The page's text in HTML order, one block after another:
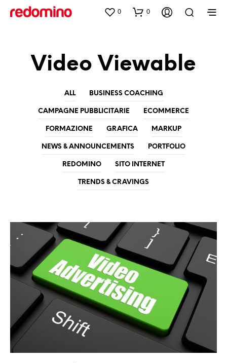
0 0
Video Viewable
ALL BUSINESS COACHING
CAMPAGNE PUBBLICITARIE ECOMMERCE
FORMAZIONE GRAFICA MARKUP
NEWS & ANNOUNCEMENTS PORTFOLIO
REDOMINO SITO INTERNET
TRENDS & CRAVINGS